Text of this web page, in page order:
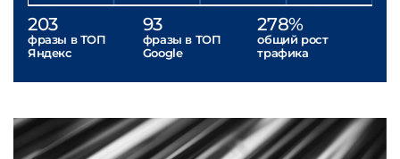
203
фразы в ТОП
Яндекс
93
фразы в ТОП
Google
278%
общий рост
трафика